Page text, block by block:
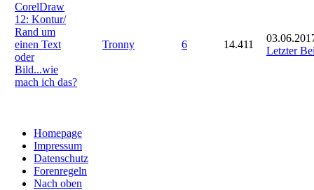
CorelDraw
12: Kontur/
Rand um
einen Text
oder
Bild...wie
mach ich das?
Tronny 6 14.411
Letzter
Homepage
Impressum
Datenschutz
Forenregeln
Nach oben